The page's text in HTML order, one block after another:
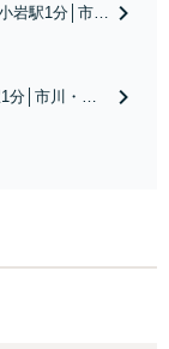
小岩駅1分│市
避、裁判提起前
解、子の認知
分│市川・船
皆さまも、